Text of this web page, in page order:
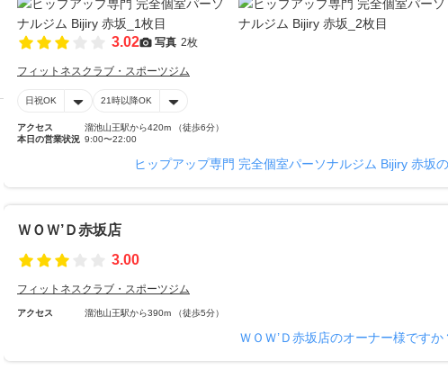
3.02 写真 2枚
フィットネスクラブ・スポーツジム
日祝OK 21時以降OK
アクセス
溜池山王駅から420m （徒歩6分）
本日の営業状況 9:00〜22:00
ヒップアップ専門 完全個室パーソナルジム Bijiry 赤坂
ＷＯＷ’Ｄ赤坂店
3.00
フィットネスクラブ・スポーツジム
アクセス 溜池山王駅から390m （徒歩5分）
ＷＯＷ’Ｄ赤坂店のオーナー様ですか